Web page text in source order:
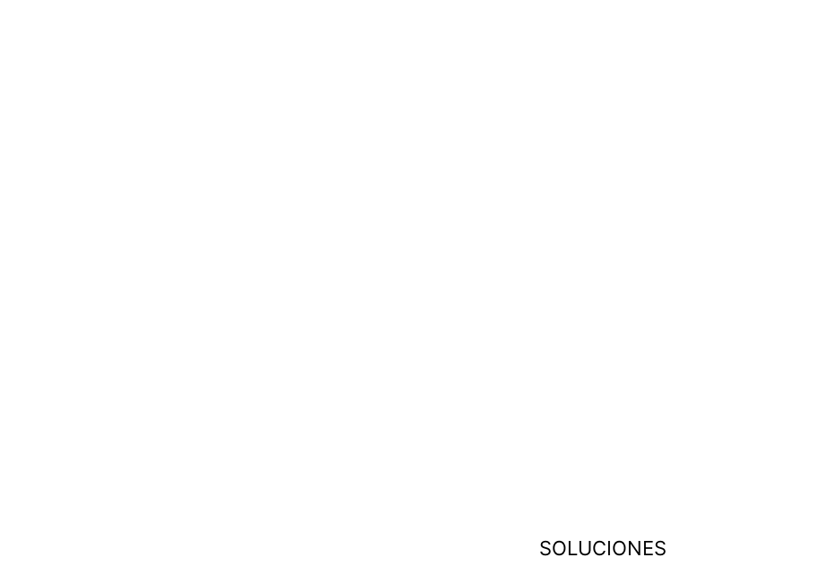
SOLUCIONES